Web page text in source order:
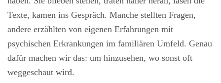
Texte, kamen ins Gespräch. Manche stellten Fragen,
andere erzählten von eigenen Erfahrungen mit
psychischen Erkrankungen im familiären Umfeld. Genau
dafür machen wir das: um hinzusehen, wo sonst oft
weggeschaut wird.